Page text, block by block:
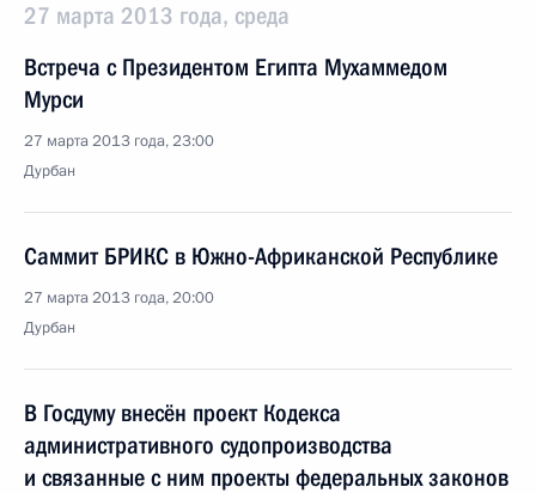
27 марта 2013 года, среда
Встреча с Президентом Египта Мухаммедом
Мурси
27 марта 2013 года, 23:00
Дурбан
Саммит БРИКС в Южно-Африканской Республике
27 марта 2013 года, 20:00
Дурбан
В Госдуму внесён проект Кодекса
административного судопроизводства
и связанные с ним проекты федеральных законов